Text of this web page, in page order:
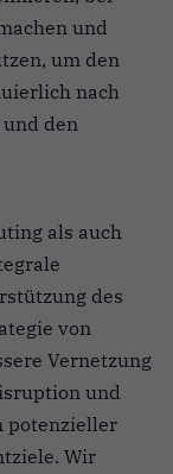
und
um den
nach
den
als auch
des
von
Vernetzung
und
potenzieller
Wir